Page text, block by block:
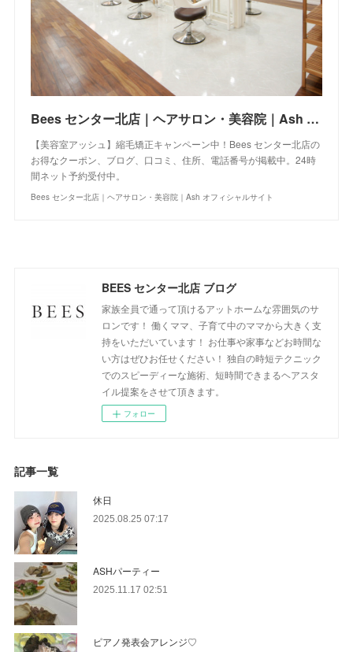
Bees センター北店｜ヘアサロン・美容院｜Ash オフィシャルサイト
【美容室アッシュ】縮毛矯正キャンペーン中！Bees センター北店の
お得なクーポン、ブログ、口コミ、住所、電話番号が掲載中。24時
間ネット予約受付中。
Bees センター北店｜ヘアサロン・美容院｜Ash オフィシャルサイト
BEES センター北店 ブログ
家族全員で通って頂けるアットホームな雰囲気のサ
ロンです！ 働くママ、子育て中のママから大きく支
持をいただいています！ お仕事や家事などお時間な
い方はぜひお任せください！ 独自の時短テクニック
でのスピーディーな施術、短時間できまるヘアスタ
イル提案をさせて頂きます。
フォロー
記事一覧
休日
2025.08.25 07:17
ASHパーティー
2025.11.17 02:51
ピアノ発表会アレンジ♡